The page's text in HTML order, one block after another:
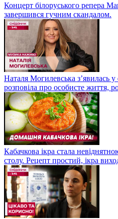
Концерт білоруського репера
завершився гучним скандалом.
Наталя Могилевська з’явилась у
розповіла про особисте життя,
Кабачкова ікра стала
столу. Рецепт простий, ікра